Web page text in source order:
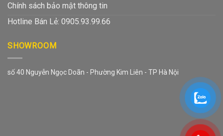
Chính sách bảo mật thông tin
Hotline Bán Lẻ: 0905.93.99.66
SHOWROOM
số 40 Nguyễn Ngọc Doãn - Phường Kim Liên - TP Hà Nội